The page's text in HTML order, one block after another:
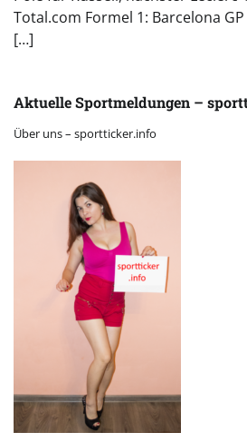
Total.com Formel 1: Barcelona
[…]
Aktuelle Sportmeldungen –
Über uns – sportticker.info